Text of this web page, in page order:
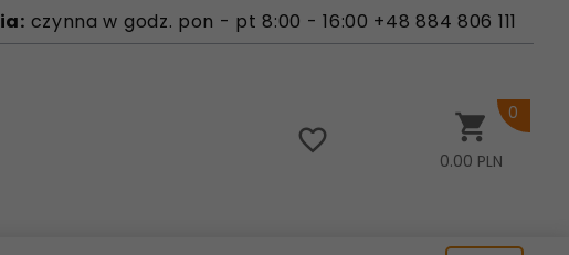
czynna w godz. pon - pt 8:00 - 16:00 +48 884 806 111
0.00 PLN
0